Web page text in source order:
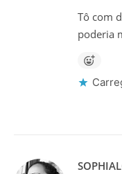
Tô com
poderia